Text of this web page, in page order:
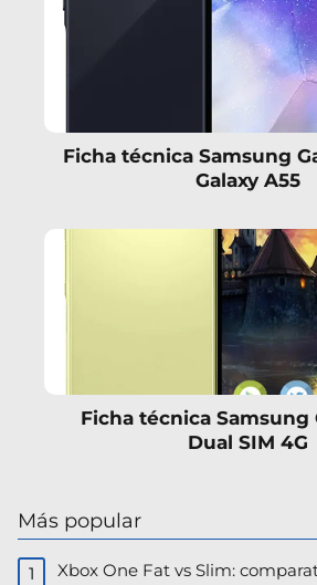
Ficha técnica Samsung
Galaxy A55
Ficha técnica Samsung
Dual SIM 4G
Más popular
Xbox One Fat vs Slim: